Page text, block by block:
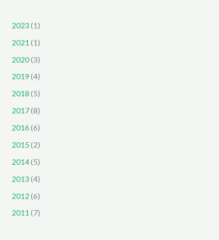
2023 (1)
2021 (1)
2020(3)
2019 (4)
2018 (5)
2017(8)
2016 (6)
2015 (2)
2014(5)
2013 (4)
2012 (6)
2011 (7)